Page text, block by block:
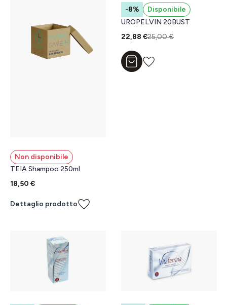
Non disponibile
TEIA Shampoo 250ml
18,50 €
Dettaglio prodotto
-8%
Disponibile
UROPELVIN 20BUST
22,88 €25,00 €
Aggiungi al carrello